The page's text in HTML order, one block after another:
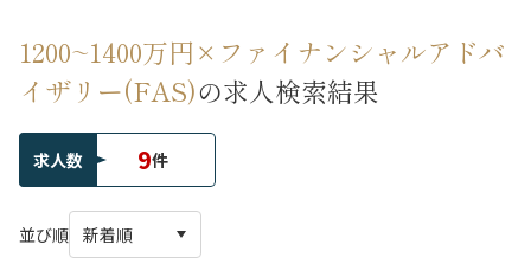
1200~1400万円×ファイナンシャルアドバ
イザリー(FAS)の求人検索結果
求人数 9件
並び順